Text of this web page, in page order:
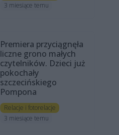
3 miesiące temu
Premiera przyciągnęła
liczne grono małych
czytelników. Dzieci już
pokochały
szczecińskiego
Pompona
Relacje i fotorelacje
3 miesiące temu